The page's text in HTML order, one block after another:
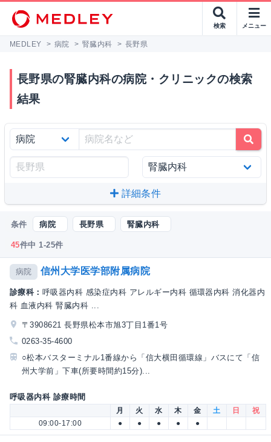
検索 メニュー
MEDLEY > 病院 > 腎臓内科 > 長野県
長野県の腎臓内科の病院・クリニックの検索
結果
詳細条件
条件 病院 長野県 腎臓内科
45件中 1-25件
病院 信州大学医学部附属病院
診療科： 呼吸器内科 感染症内科 アレルギー内科 循環器内科 消化器内
科 血液内科 腎臓内科 ...
〒3908621 長野県松本市旭3丁目1番1号
0263-35-4600
○松本バスターミナル1番線から「信大横田循環線」バスにて「信
州大学前」下車(所要時間約15分)...
呼吸器内科 診療時間
月 火 水 木 金 土 日
祝
09:00-17:00
● ● ● ● ●